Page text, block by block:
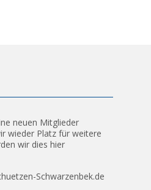
neuen Mitglieder
wieder Platz für weitere
wir dies hier
Schwarzenbek.de